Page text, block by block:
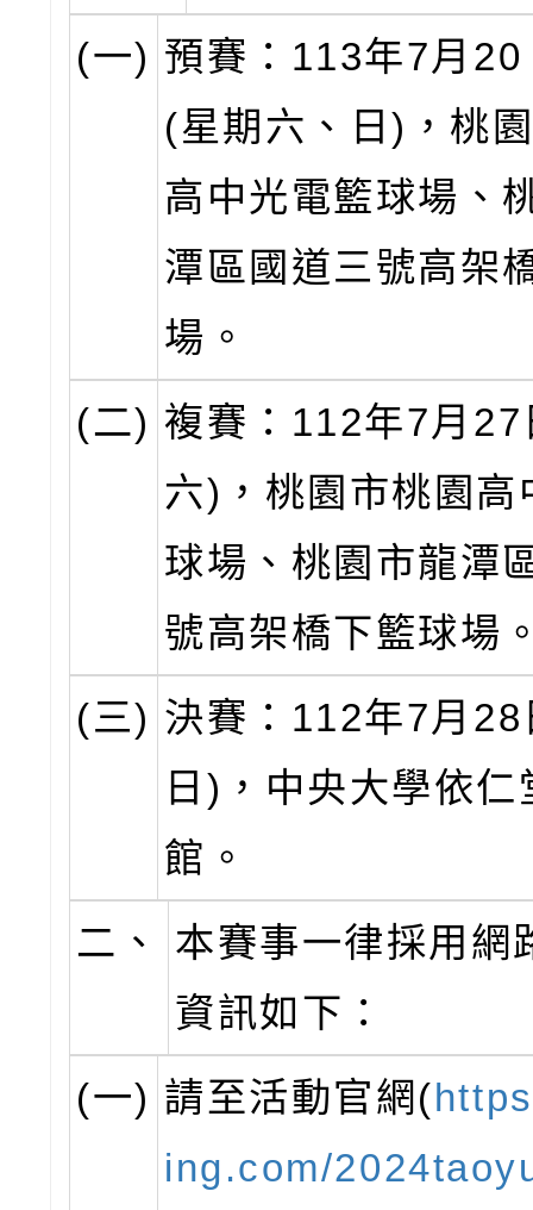
(一) 預賽：113年7月
(星期六、日)，桃
高中光電籃球場、
潭區國道三號高架
場。
(二) 複賽：112年7月
六)，桃園市桃園高
球場、桃園市龍潭
號高架橋下籃球場
(三) 決賽：112年7月
日)，中央大學依仁
館。
二、
本賽事一律採用網
資訊如下：
(一) 請至活動官網(
ing.com/